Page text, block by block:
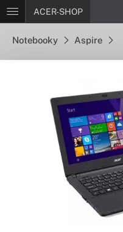
ACER-SHOP
Notebooky Aspire